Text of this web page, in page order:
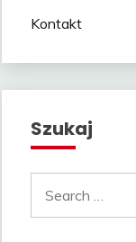
Kontakt
Szukaj
for: